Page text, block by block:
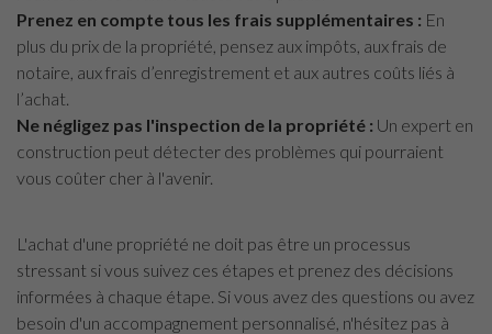
Prenez en compte tous les frais supplémentaires : En
plus du prix de la propriété, pensez aux impôts, aux frais de
notaire, aux frais d’enregistrement et aux autres coûts liés à
l’achat.
Ne négligez pas l'inspection de la propriété : Un expert en
construction peut détecter des problèmes qui pourraient
vous coûter cher à l'avenir.
L'achat d'une propriété ne doit pas être un processus
stressant si vous suivez ces étapes et prenez des décisions
informées à chaque étape. Si vous avez des questions ou avez
besoin d'un accompagnement personnalisé, n'hésitez pas à